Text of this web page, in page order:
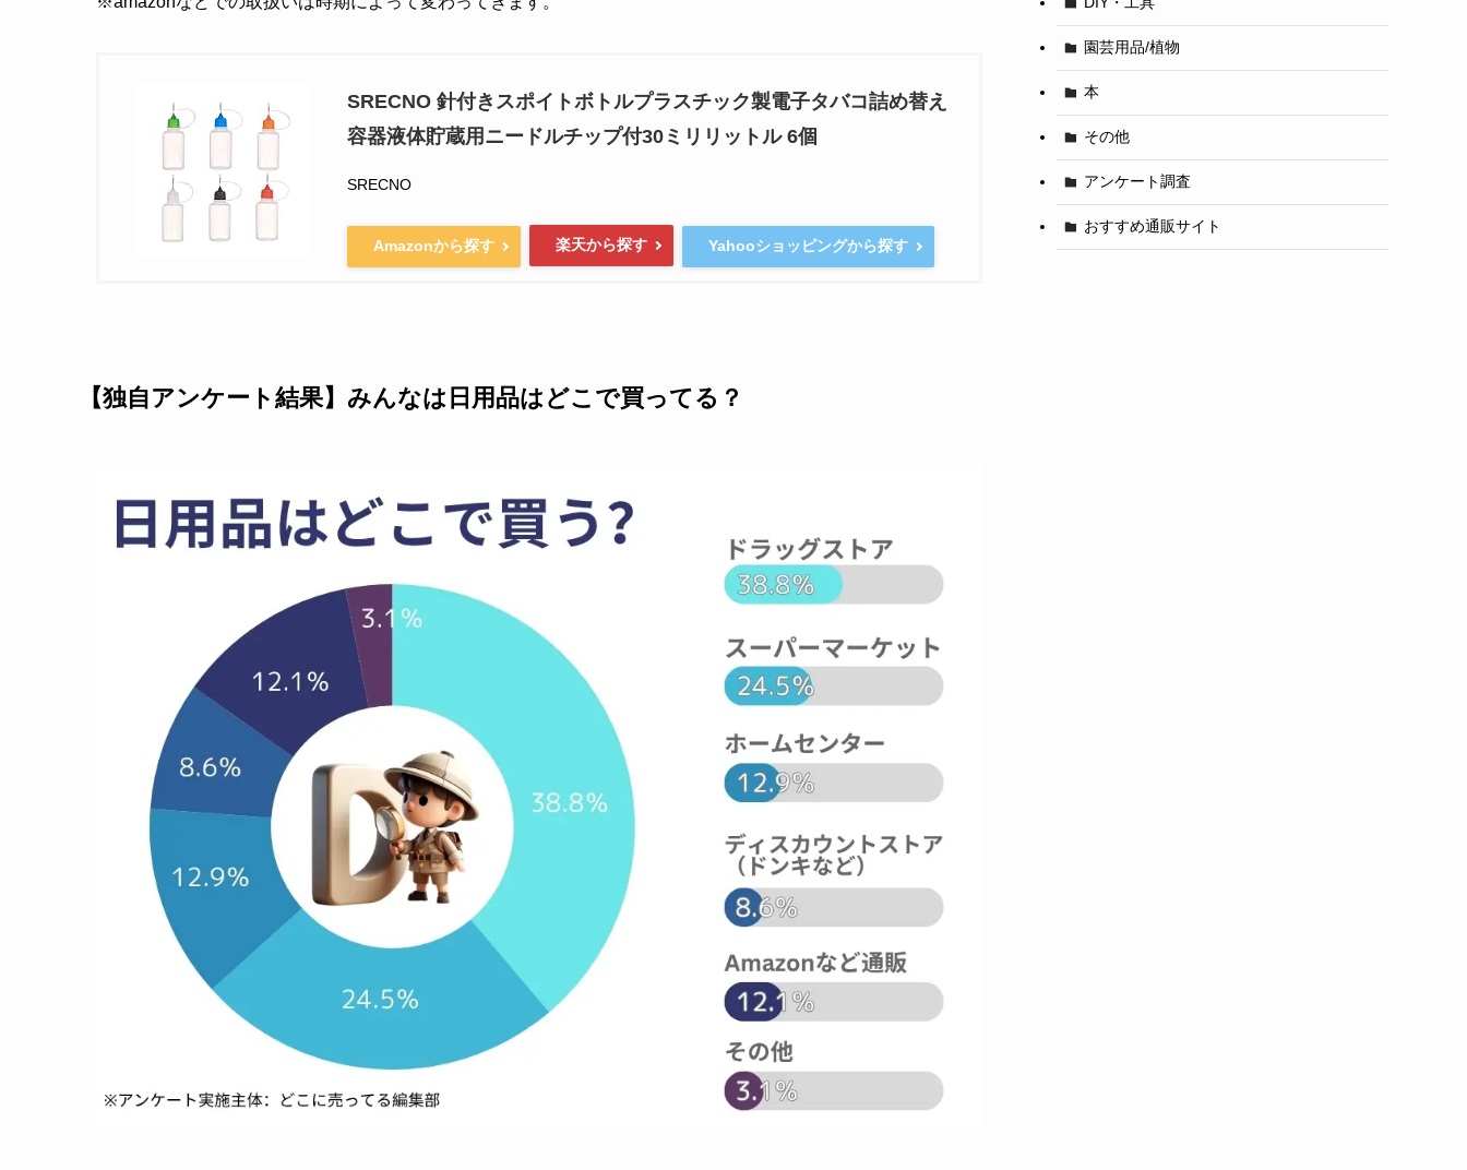
SRECNO 針付きスポイトボトルプラスチック製電子タバコ詰め替え
容器液体貯蔵用ニードルチップ付30ミリリットル 6個
SRECNO
Amazonから探す 楽天から探す Yahooショッピングから探す
【独自アンケート結果】みんなは日用品はどこで買ってる？
園芸用品/植物
本
その他
アンケート調査
おすすめ通販サイト